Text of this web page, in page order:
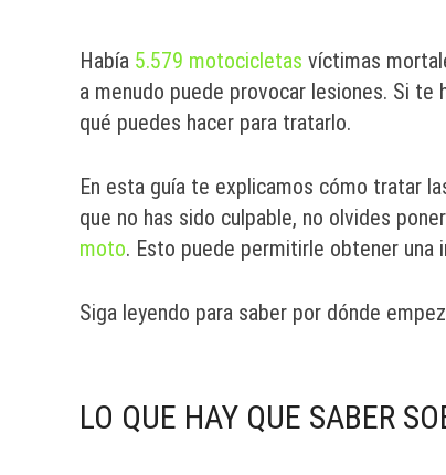
Había 5.579 motocicletas víctimas
a menudo puede provocar lesiones. Si
qué puedes hacer para tratarlo.
En esta guía te explicamos cómo tratar
que no has sido culpable, no olvides
moto. Esto puede permitirle obtener una
Siga leyendo para saber por dónde
LO QUE HAY QUE SABER